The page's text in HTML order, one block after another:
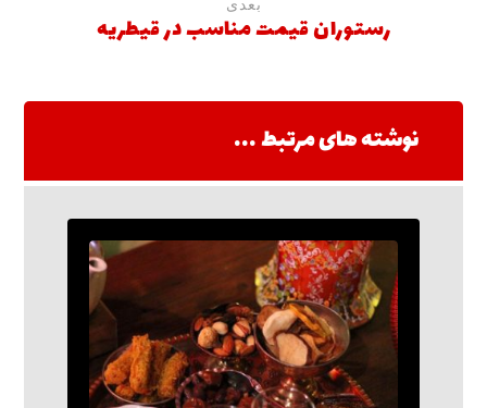
رستوران قیمت مناسب در قیطریه
نوشته های مرتبط ...